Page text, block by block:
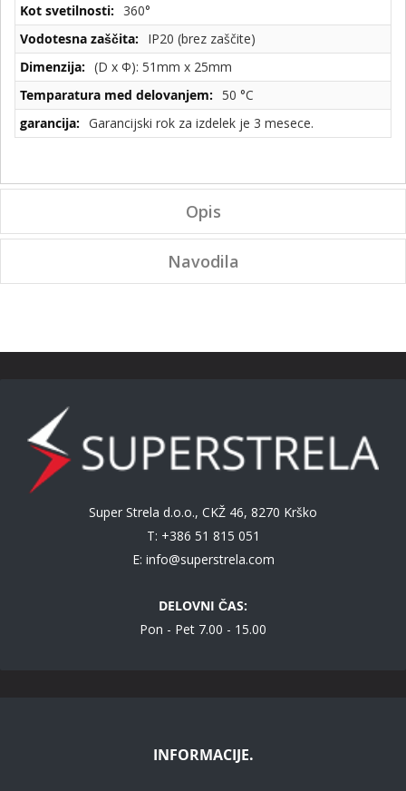
360°
IP20 (brez zaščite)
(D x Φ): 51mm x 25mm
50 °C
Garancijski rok za izdelek je 3 mesece.
Opis
Navodila
Super Strela d.o.o., CKŽ 46, 8270 Krško
T: +386 51 815 051
E: info@superstrela.com
DELOVNI ČAS:
Pon - Pet 7.00 - 15.00
INFORMACIJE.